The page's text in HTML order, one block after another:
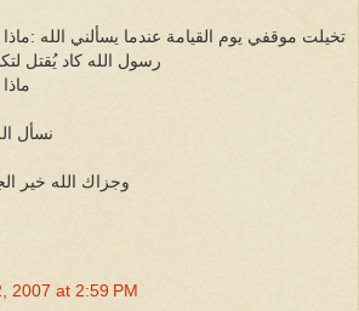
تخيلت موقفي يوم القيامة عندما يسألني الله
رسول الله كاد يُقتل
نسأل
وجزاك الله خير
2007 at 2:59 PM